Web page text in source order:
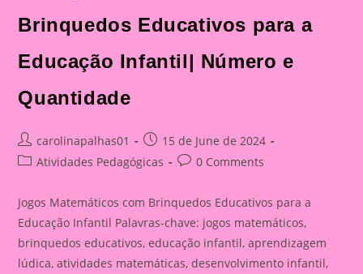
Brinquedos Educativos para a
Educação Infantil| Número e
Quantidade
Post
author:
carolinapalhas01
Post
published:
15 de June de 2024
PostAtividades Pedagógicas
Post0 Comments
Jogos Matemáticos com Brinquedos Educativos para a
Educação Infantil Palavras-chave: jogos matemáticos,
brinquedos educativos, educação infantil, aprendizagem
lúdica, atividades matemáticas, desenvolvimento infantil,